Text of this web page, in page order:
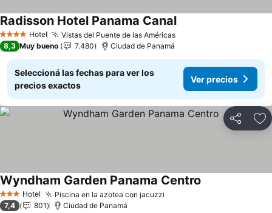
4 EstrellasHotel Vistas del Puente de las AméricasVer precios
Radisson Hotel Panama CanalVer precios
8,3 Muy bueno 7.480 Ciudad de Panamá
Seleccioná las fechas para ver los
precios exactos
Ver precios
Compartir
3 Estrellas
Hotel Piscina en la azotea con jacuzzi
Wyndham Garden Panama Centro
7,4 801 Ciudad de Panamá